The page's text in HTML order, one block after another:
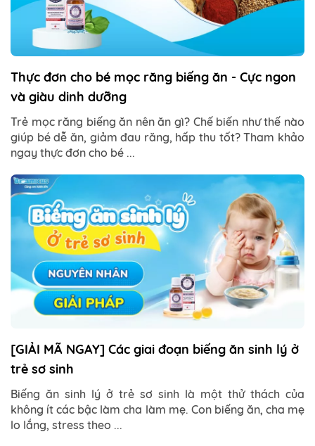
Thực đơn cho bé mọc răng biếng ăn - Cực ngon
và giàu dinh dưỡng
Trẻ mọc răng biếng ăn nên ăn gì? Chế biến như thế nào
giúp bé dễ ăn, giảm đau răng, hấp thu tốt? Tham khảo
ngay thực đơn cho bé ...
[GIẢI MÃ NGAY] Các giai đoạn biếng ăn sinh lý ở
trẻ sơ sinh
Biếng ăn sinh lý ở trẻ sơ sinh là một thử thách của
không ít các bậc làm cha làm mẹ. Con biếng ăn, cha mẹ
lo lắng, stress theo ...